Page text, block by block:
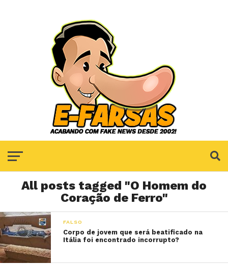
All posts tagged "O Homem do
Coração de Ferro"
FALSO
Corpo de jovem que será beatificado na
Itália foi encontrado incorrupto?